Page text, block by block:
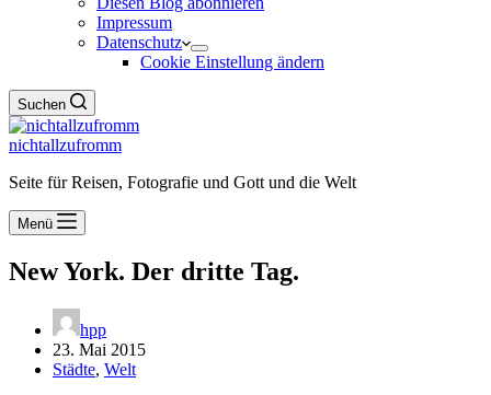
Impressum
Datenschutz
Cookie Einstellung ändern
Suchen
nichtallzufromm
Seite für Reisen, Fotografie und Gott und die Welt
Menü
New York. Der dritte Tag.
hpp
23. Mai 2015
Städte, Welt